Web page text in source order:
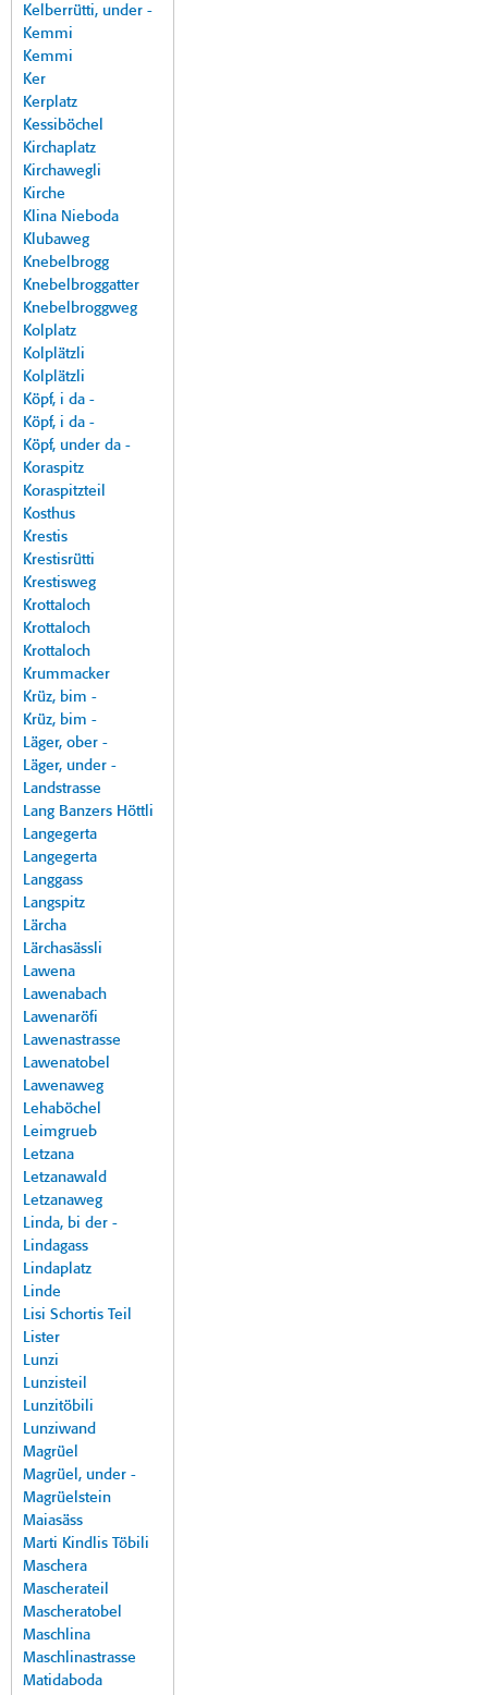
Kelberrütti, under -
Kemmi
Kemmi
Ker
Kerplatz
Kessiböchel
Kirchaplatz
Kirchawegli
Kirche
Klina Nieboda
Klubaweg
Knebelbrogg
Knebelbroggatter
Knebelbroggweg
Kolplatz
Kolplätzli
Kolplätzli
Köpf, i da -
Köpf, i da -
Köpf, under da -
Koraspitz
Koraspitzteil
Kosthus
Krestis
Krestisrütti
Krestisweg
Krottaloch
Krottaloch
Krottaloch
Krummacker
Krüz, bim -
Krüz, bim -
Läger, ober -
Läger, under -
Landstrasse
Lang Banzers Höttli
Langegerta
Langegerta
Langgass
Langspitz
Lärcha
Lärchasässli
Lawena
Lawenabach
Lawenaröfi
Lawenastrasse
Lawenatobel
Lawenaweg
Lehaböchel
Leimgrueb
Letzana
Letzanawald
Letzanaweg
Linda, bi der -
Lindagass
Lindaplatz
Linde
Lisi Schortis Teil
Lister
Lunzi
Lunzisteil
Lunzitöbili
Lunziwand
Magrüel
Magrüel, under -
Magrüelstein
Maiasäss
Marti Kindlis Töbili
Maschera
Mascherateil
Mascheratobel
Maschlina
Maschlinastrasse
Matidaboda